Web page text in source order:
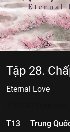
Tập 28.
Eternal Love
T13 Trung